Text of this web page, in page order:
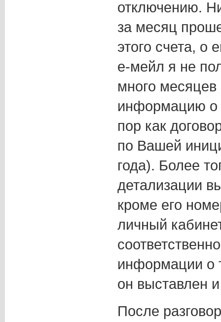
отключению.
за месяц
этого счета, о
е-мейл я не
много
информацию о
пор как
по Вашей
года). Более
детализации
кроме его
личный
информации о
он выставлен
После